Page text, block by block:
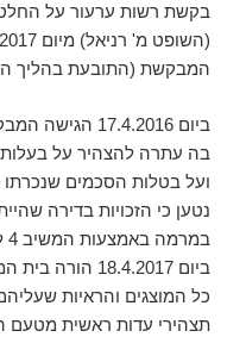
בקשת רשות ערעור על
המבקשת (התובעת בהליך
ביום
בה עתרה להצהיר על
ועל בטלות הסכמים
נטען כי הזכויות בדירה
ביום
כל המוצגים והראיות
תצהירי עדות ראשית מטעם